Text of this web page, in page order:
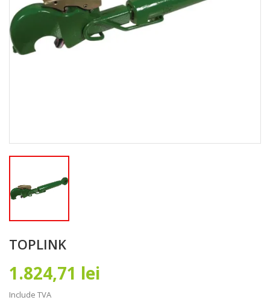
TOPLINK
1.824,71 lei
Include TVA